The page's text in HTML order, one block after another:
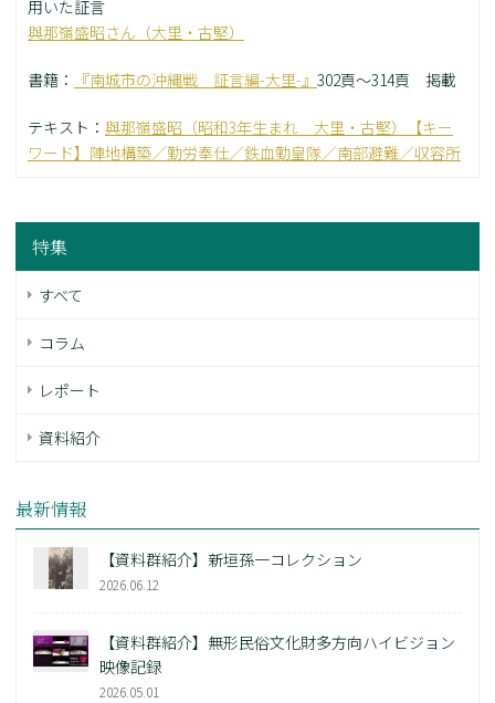
用いた証言
與那嶺盛昭さん（大里・古堅）
書籍： 『南城市の沖縄戦 証言編-大里-』 302頁～314頁 掲載
テキスト： 與那嶺盛昭（昭和3年生まれ 大里・古堅）【キー
ワード】陣地構築／勤労奉仕／鉄血勤皇隊／南部避難／収容所
特集
すべて
コラム
レポート
資料紹介
最新情報
【資料群紹介】新垣孫一コレクション
2026.06.12
【資料群紹介】無形民俗文化財多方向ハイビジョン
映像記録
2026.05.01